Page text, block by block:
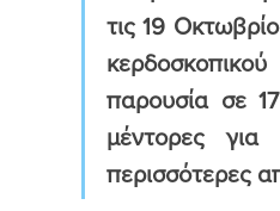
τις 19
παρουσία σε
μέντορες
περισσότερες